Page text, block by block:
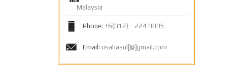
Malaysia
Phone: +6(012) - 224 9895
Email: usahasul[@]gmail.com